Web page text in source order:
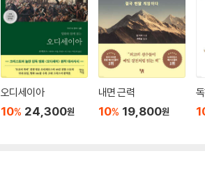
오디세이아
10% 24,300원
내면 근력
10% 19,800원